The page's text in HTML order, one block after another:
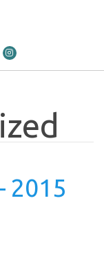
2015